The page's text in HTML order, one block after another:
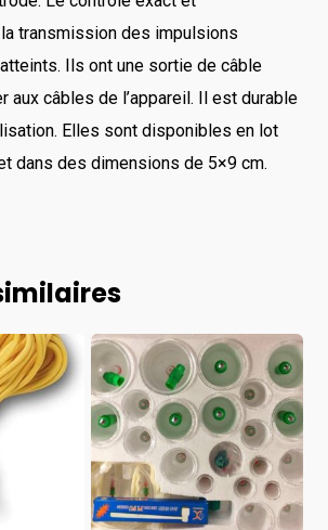
transmission des impulsions
Ils ont une sortie de câble
aux câbles de l’appareil. Il est durable
Elles sont disponibles en lot
dans des dimensions de 5×9 cm.